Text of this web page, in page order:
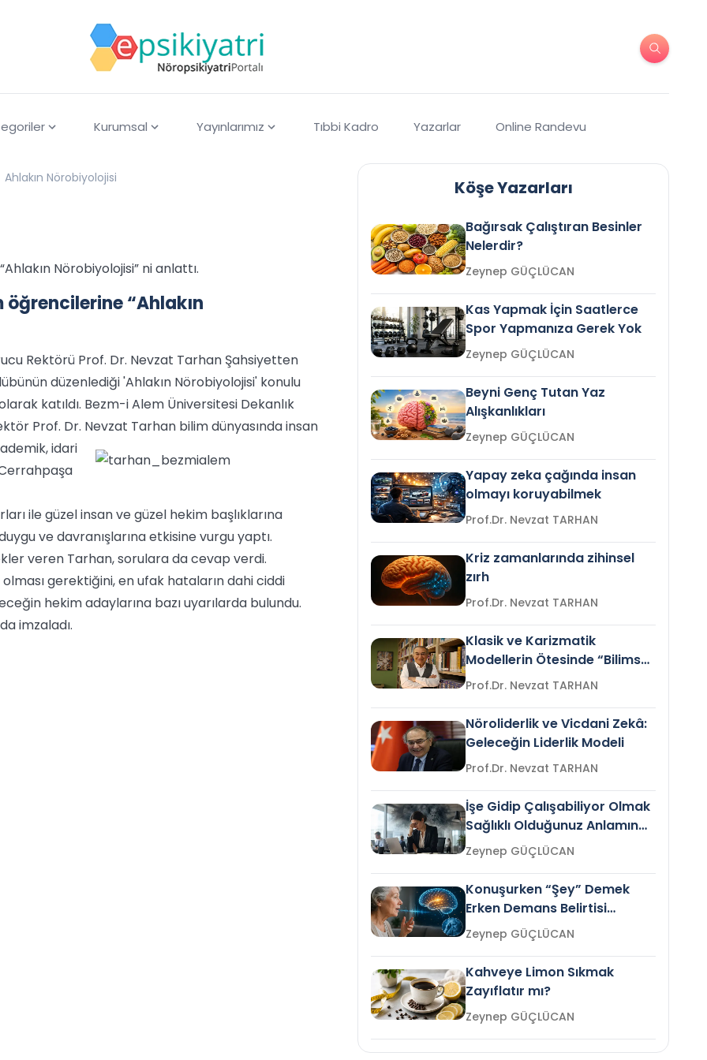
Kurumsal Yayınlarımız Tıbbi Kadro Yazarlar Online Randevu
Ahlakın Nörobiyolojisi
Nörobiyolojisi” ni anlattı.
“Ahlakın
Rektörü Prof. Dr. Nevzat Tarhan Şahsiyetten
düzenlediği 'Ahlakın Nörobiyolojisi' konulu
katıldı. Bezm-i Alem Üniversitesi Dekanlık
Prof. Dr. Nevzat Tarhan bilim dünyasında insan
idari
ile güzel insan ve güzel hekim başlıklarına
ve davranışlarına etkisine vurgu yaptı.
veren Tarhan, sorulara da cevap verdi.
gerektiğini, en ufak hataların dahi ciddi
hekim adaylarına bazı uyarılarda bulundu.
imzaladı.
Köşe Yazarları
Bağırsak Çalıştıran Besinler
Nelerdir?
Zeynep GÜÇLÜCAN
Kas Yapmak İçin Saatlerce
Spor Yapmanıza Gerek Yok
Zeynep GÜÇLÜCAN
Beyni Genç Tutan Yaz
Alışkanlıkları
Zeynep GÜÇLÜCAN
Yapay zeka çağında insan
olmayı koruyabilmek
Prof.Dr. Nevzat TARHAN
Kriz zamanlarında zihinsel
zırh
Prof.Dr. Nevzat TARHAN
Klasik ve Karizmatik
Modellerin Ötesinde “Bilimsel
Liderlik”
Prof.Dr. Nevzat TARHAN
Nöroliderlik ve Vicdani Zekâ:
Geleceğin Liderlik Modeli
Prof.Dr. Nevzat TARHAN
İşe Gidip Çalışabiliyor Olmak
Sağlıklı Olduğunuz Anlamına
Gelir mi?Zeynep GÜÇLÜCAN
Konuşurken “Şey” Demek
Erken Demans Belirtisi
Olabilir mi?Zeynep GÜÇLÜCAN
Kahveye Limon Sıkmak
Zayıflatır mı?
Zeynep GÜÇLÜCAN